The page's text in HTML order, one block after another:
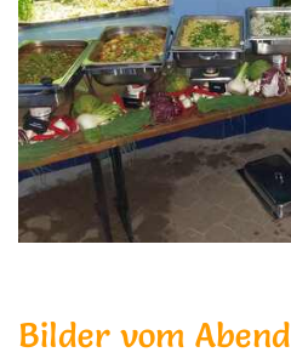
Bilder vom Abend